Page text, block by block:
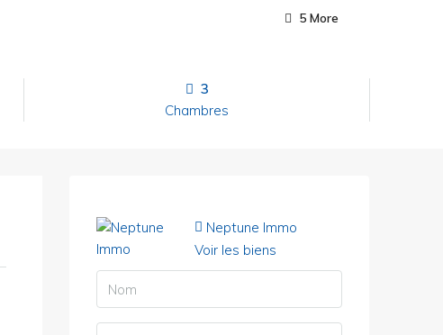
5 More
3
Chambres
Neptune Immo
Voir les biens